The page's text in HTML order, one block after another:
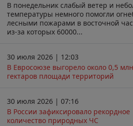
В понедельник слабый ветер и
температуры немного помогли
лесными пожарами в восточной
из-за которых 60000...
30 июля 2026 | 12:03
В Евросоюзе выгорело около 0,5 млн
гектаров площади территорий
30 июля 2026 | 07:16
В России зафиксировало рекордное
количество природных ЧС